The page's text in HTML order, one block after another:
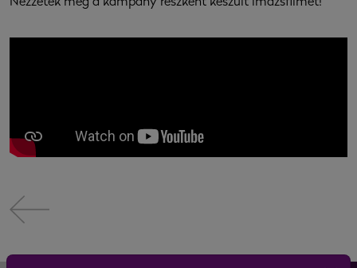
Nézzétek meg a kampány részként készült imázsfilmet!